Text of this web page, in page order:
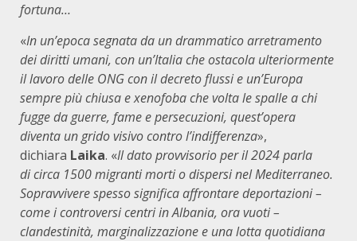
fortuna…
«In un’epoca segnata da un drammatico arretramento
dei diritti umani, con un’Italia che ostacola ulteriormente
il lavoro delle ONG con il decreto flussi e un’Europa
sempre più chiusa e xenofoba che volta le spalle a chi
fugge da guerre, fame e persecuzioni, quest’opera
diventa un grido visivo contro l’indifferenza»,
dichiara Laika. «Il dato provvisorio per il 2024 parla
di circa 1500 migranti morti o dispersi nel Mediterraneo.
Sopravvivere spesso significa affrontare deportazioni –
come i controversi centri in Albania, ora vuoti –
clandestinità, marginalizzazione e una lotta quotidiana